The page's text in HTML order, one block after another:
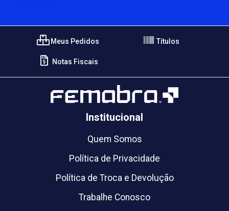
Meus Pedidos Títulos
Notas Fiscais
Institucional
Quem Somos
Política de Privacidade
Política de Troca e Devolução
Trabalhe Conosco